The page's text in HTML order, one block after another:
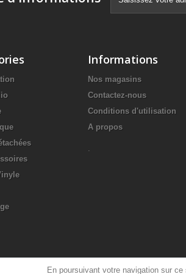
Informations
Nos magasins
Contactez-nous
Conditions d'utilisation
A propos
.
En poursuivant votre navigation sur